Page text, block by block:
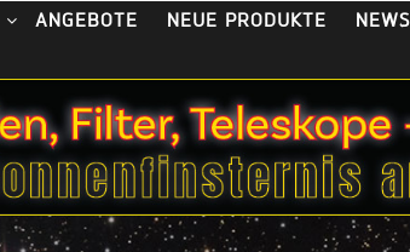
ANGEBOTE NEUE PRODUKTE
NEWS